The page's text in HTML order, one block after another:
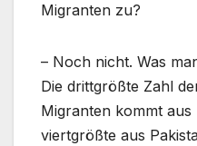
Migranten zu?
– Noch nicht. Was
Die drittgrößte Zahl
Migranten kommt aus
viertgrößte aus